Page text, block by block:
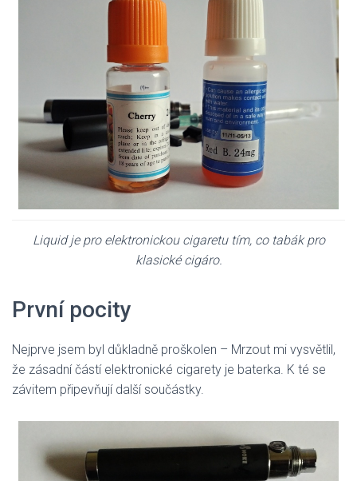
Liquid je pro elektronickou cigaretu tím, co tabák pro
klasické cigáro.
První pocity
Nejprve jsem byl důkladně proškolen – Mrzout mi vysvětlil,
že zásadní částí elektronické cigarety je baterka. K té se
závitem připevňují další součástky.